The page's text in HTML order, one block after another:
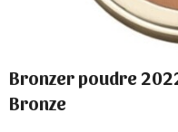
Bronzer poudre
Bronze